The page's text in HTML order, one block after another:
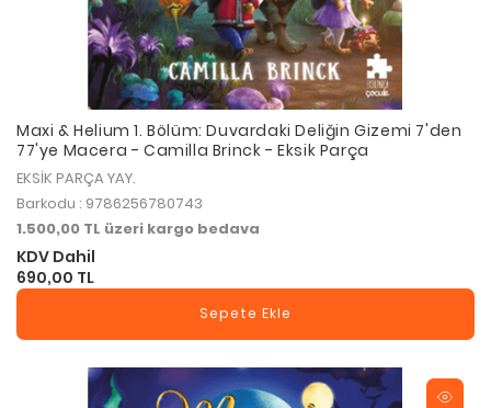
Maxi & Helium 1. Bölüm: Duvardaki Deliğin Gizemi 7'den
77'ye Macera - Camilla Brinck - Eksik Parça
EKSİK PARÇA YAY.
Barkodu : 9786256780743
1.500,00 TL üzeri kargo bedava
KDV Dahil
690,00 TL
Sepete Ekle